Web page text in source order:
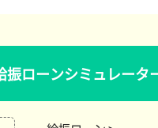
振ローンシミュレータ